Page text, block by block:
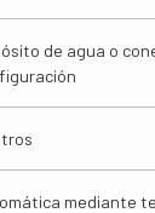
de agua o
mediante